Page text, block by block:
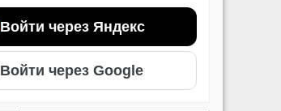
Войти через Яндекс
Войти через Google